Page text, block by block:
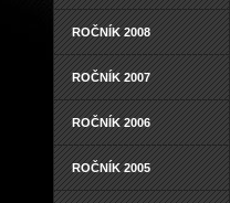
ROČNÍK 2008
ROČNÍK 2007
ROČNÍK 2006
ROČNÍK 2005